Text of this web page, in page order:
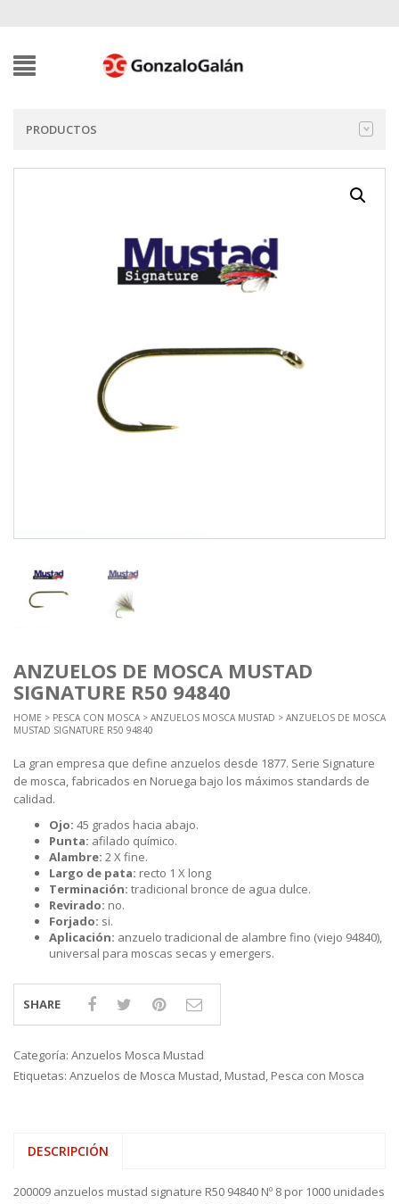
PRODUCTOS
ANZUELOS DE MOSCA MUSTAD
SIGNATURE R50 94840
HOME > PESCA CON MOSCA > ANZUELOS MOSCA MUSTAD > ANZUELOS DE MOSCA
MUSTAD SIGNATURE R50 94840
La gran empresa que define anzuelos desde 1877. Serie Signature
de mosca, fabricados en Noruega bajo los máximos standards de
calidad.
Ojo: 45 grados hacia abajo.
Punta: afilado químico.
Alambre: 2 X fine.
Largo de pata: recto 1 X long
Terminación: tradicional bronce de agua dulce.
Revirado: no.
Forjado: si.
Aplicación: anzuelo tradicional de alambre fino (viejo 94840),
universal para moscas secas y emergers.
SHARE
Categoría: Anzuelos Mosca Mustad
Etiquetas: Anzuelos de Mosca Mustad, Mustad, Pesca con Mosca
DESCRIPCIÓN
200009 anzuelos mustad signature R50 94840 Nº 8 por 1000 unidades